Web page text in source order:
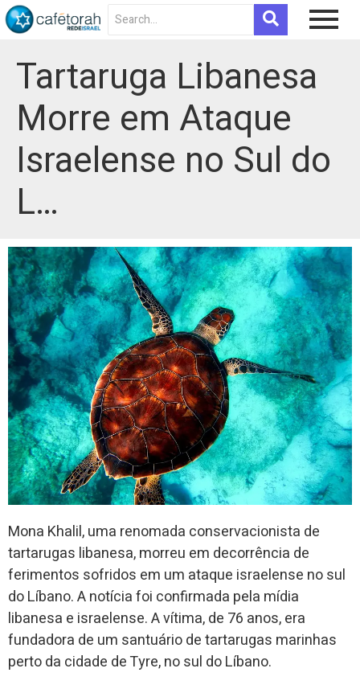
Tartaruga Libanesa
Morre em Ataque
Israelense no Sul do
L…
Mona Khalil, uma renomada conservacionista de
tartarugas libanesa, morreu em decorrência de
ferimentos sofridos em um ataque israelense no sul
do Líbano. A notícia foi confirmada pela mídia
libanesa e israelense. A vítima, de 76 anos, era
fundadora de um santuário de tartarugas marinhas
perto da cidade de Tyre, no sul do Líbano.